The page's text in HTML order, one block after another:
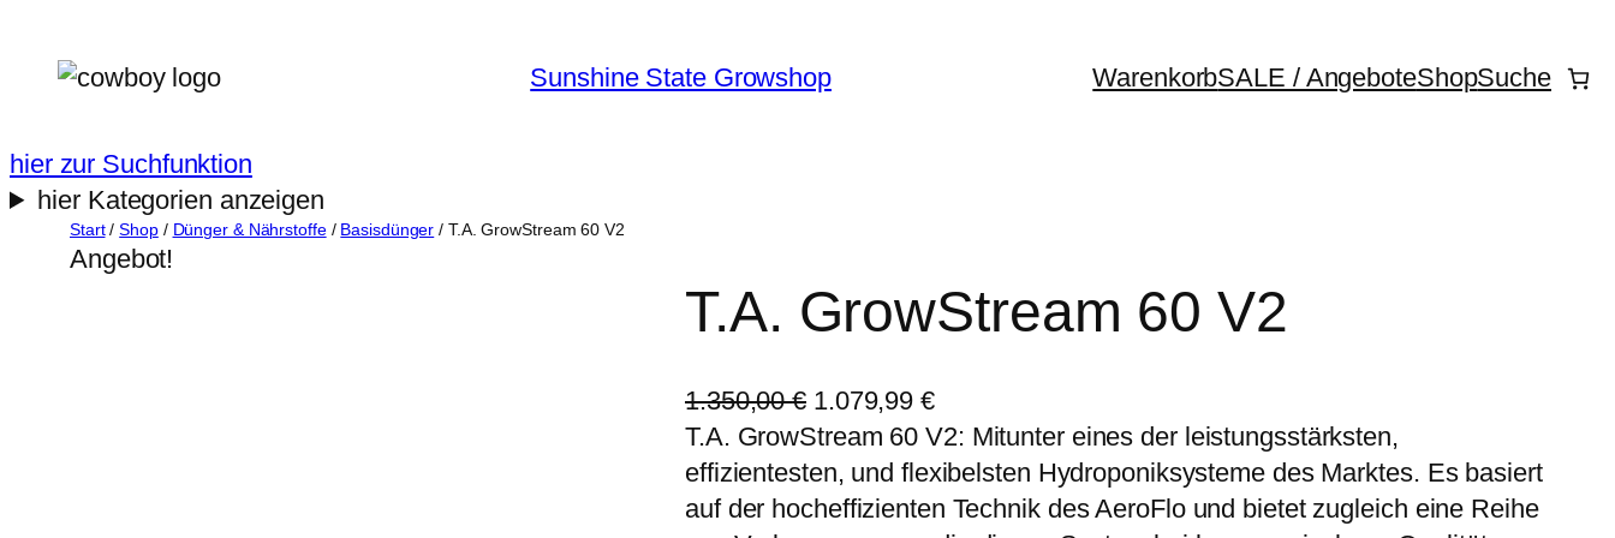
Inhalt
Sunshine State Growshop WarenkorbSALE / AngeboteShopSuche
hier zur Suchfunktion
hier Kategorien anzeigen
Start/Shop/ Dünger & Nährstoffe/ Basisdünger / T.A. GrowStream 60 V2
Angebot!
T.A. GrowStream 60 V2
1.350,00€ U
r
s
p
1.079,99€A
k
t
u
T.A. GrowStream 60 V2: Mitunter eines der leistungsstärksten,
effizientesten, und flexibelsten Hydroponiksysteme des Marktes. Es basiert
auf der hocheffizienten Technik des AeroFlo und bietet zugleich eine Reihe